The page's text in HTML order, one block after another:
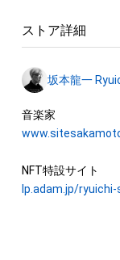
“Merry Christmas
One of Ryuichi
Christmas Mr.
Studio in Tokyo on
illness, his only
one by one and
note is
けることを意味しま
したがって、本Ｎ
利者である坂本龍
承継人若しくは管
る閲覧の範囲を超
ースエンジニアリ
行うことはできま
瑕疵（安全性、信
ストア詳細
坂本龍一
lp.adam.jp/